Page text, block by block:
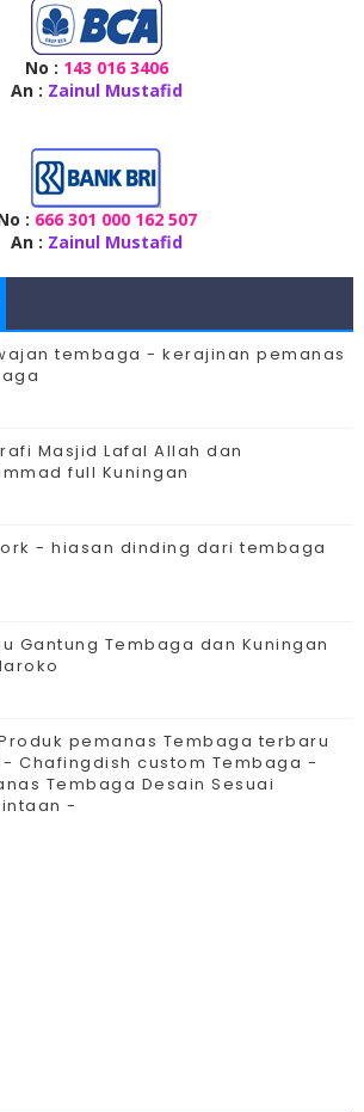
No : 143 016 3406
An : Zainul Mustafid
: 666 301 000 162 507
An : Zainul Mustafid
tembaga - kerajinan pemanas
Masjid Lafal Allah dan
full Kuningan
- hiasan dinding dari tembaga
Gantung Tembaga dan Kuningan
pemanas Tembaga terbaru
- Chafingdish custom Tembaga -
Tembaga Desain Sesuai
-